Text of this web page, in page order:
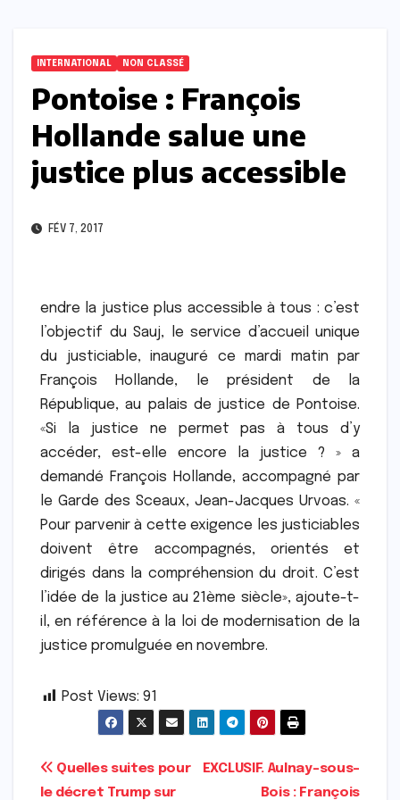
INTERNATIONAL NON CLASSÉ
Pontoise : François
Hollande salue une
justice plus accessible
FÉV 7, 2017
endre la justice plus accessible à tous : c’est
l’objectif du Sauj, le service d’accueil unique
du justiciable, inauguré ce mardi matin par
François Hollande, le président de la
République, au palais de justice de Pontoise.
«Si la justice ne permet pas à tous d’y
accéder, est-elle encore la justice ? » a
demandé François Hollande, accompagné par
le Garde des Sceaux, Jean-Jacques Urvoas. «
Pour parvenir à cette exigence les justiciables
doivent être accompagnés, orientés et
dirigés dans la compréhension du droit. C’est
l’idée de la justice au 21ème siècle», ajoute-t-
il, en référence à la loi de modernisation de la
justice promulguée en novembre.
Post Views: 91
Navigation
EXCLUSIF. Aulnay-sous-
Bois : François
Quelles suites pour
le décret Trump sur